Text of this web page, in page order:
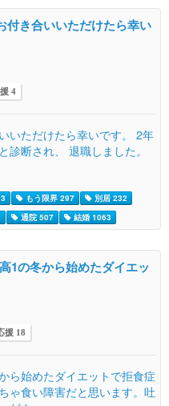
付き合いいただけたら幸い
4
いただけたら幸いです。 2年
断され、 退職しました。
もう限界 297
別居 232
通院 507 結婚 1063
1の冬から始めたダイエッ
援 18
ら始めたダイエットで拒食症
ゃ食い障害だと思います。吐